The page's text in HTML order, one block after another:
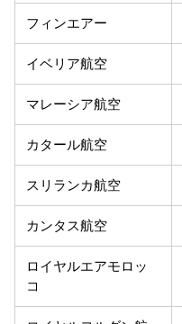
フィンエアー
イベリア航空
マレーシア航空
カタール航空
スリランカ航空
カンタス航空
ロイヤルエアモロッ
コ